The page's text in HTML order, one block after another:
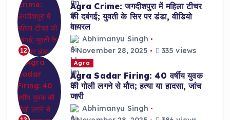
12
Agra Crime: जगदीशपुरा में महिला टीचर
की दबंगई; युवती के सिर पर डंडा, वीडियो
वायरल
Abhimanyu Singh
November 28, 2025
335 views
Agra
Agra Sadar Firing: 40 वर्षीय युवक
की गोली लगने से मौत; हत्या या हादसा, जांच
जारी
Abhimanyu Singh